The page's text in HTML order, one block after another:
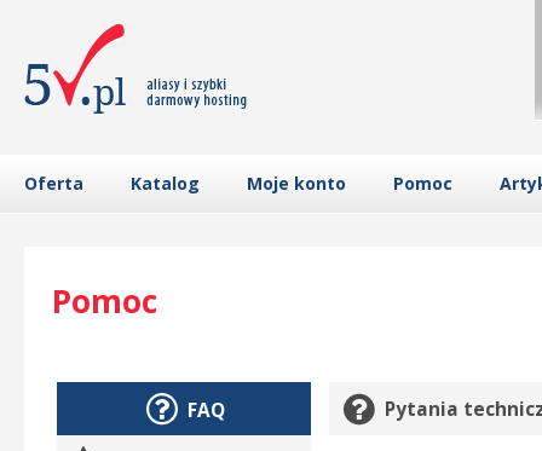
Oferta Katalog Moje konto Pomoc
Pomoc
FAQ Pytania